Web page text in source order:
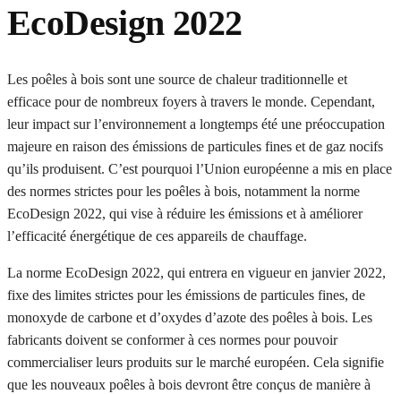
EcoDesign 2022
Les poêles à bois sont une source de chaleur traditionnelle et
efficace pour de nombreux foyers à travers le monde. Cependant,
leur impact sur l’environnement a longtemps été une préoccupation
majeure en raison des émissions de particules fines et de gaz nocifs
qu’ils produisent. C’est pourquoi l’Union européenne a mis en place
des normes strictes pour les poêles à bois, notamment la norme
EcoDesign 2022, qui vise à réduire les émissions et à améliorer
l’efficacité énergétique de ces appareils de chauffage.
La norme EcoDesign 2022, qui entrera en vigueur en janvier 2022,
fixe des limites strictes pour les émissions de particules fines, de
monoxyde de carbone et d’oxydes d’azote des poêles à bois. Les
fabricants doivent se conformer à ces normes pour pouvoir
commercialiser leurs produits sur le marché européen. Cela signifie
que les nouveaux poêles à bois devront être conçus de manière à